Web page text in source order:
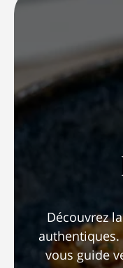
Découvrez
authentiques.
vous guide